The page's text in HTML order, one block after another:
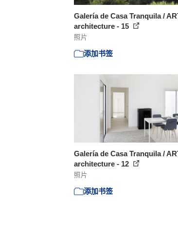
Galería de Casa Tranquila /
architecture - 15
照片
添加书签
Galería de Casa Tranquila /
architecture - 12
照片
添加书签